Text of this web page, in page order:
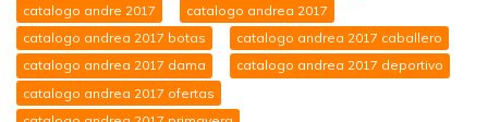
catalogo andre 2017
catalogo andrea 2017
catalogo andrea 2017 botas
catalogo andrea 2017 caballero
catalogo andrea 2017 dama
catalogo andrea 2017 deportivo
catalogo andrea 2017 ofertas